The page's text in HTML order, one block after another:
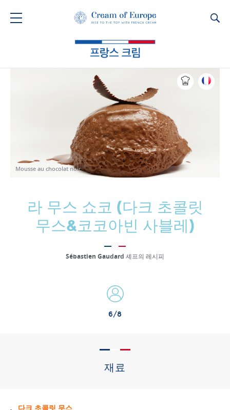
Mousse au chocolat noir
라 무스 쇼코 (다크 초콜릿
무스&코코아빈 사블레)
Sébastien Gaudard 셰프의 레시피
6/8
재료
다크 초콜릿 무스